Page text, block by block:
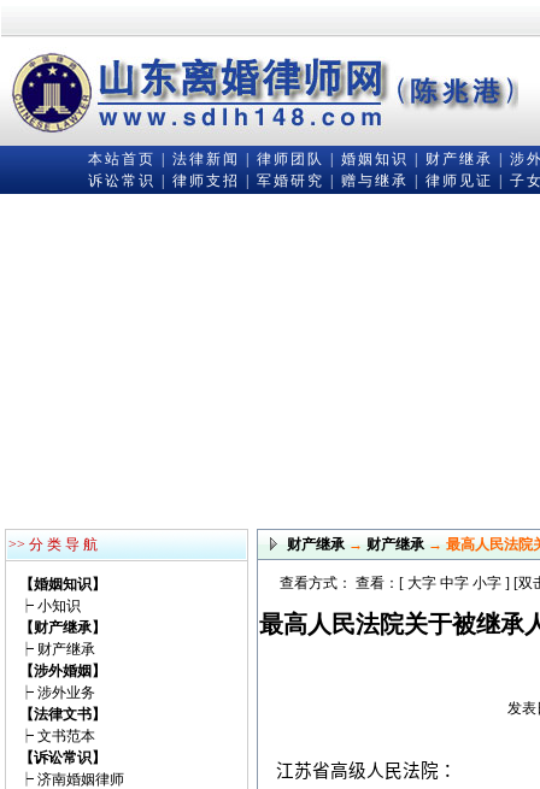
本站首页 法律新闻 律师团队 婚姻知识 财产继承
涉
诉讼常识
律师支招 军婚研究 赠与继承 律师见证 子
>> 分 类 导 航
【婚姻知识】
┝ 小知识
【财产继承】
┝ 财产继承
【涉外婚姻】
┝ 涉外业务
【法律文书】
┝ 文书范本
【诉讼常识】
┝ 济南婚姻律师
财产继承→ 财产继承→ 最高人民法院
查看方式： 查看：[ 大字 中字 小字] [双
最高人民法院关于被继承
发表
江苏省高级人民法院：